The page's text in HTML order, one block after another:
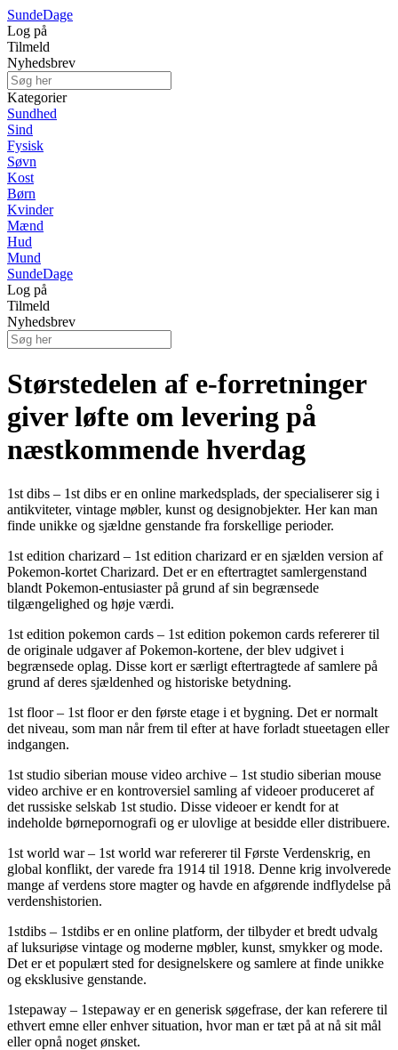
SundeDage
Log på
Tilmeld
Nyhedsbrev
Kategorier
Sundhed
Sind
Fysisk
Søvn
Kost
Børn
Kvinder
Mænd
Hud
Mund
SundeDage
Log på
Tilmeld
Nyhedsbrev
Størstedelen af e-forretninger
giver løfte om levering på
næstkommende hverdag
1st dibs – 1st dibs er en online markedsplads, der specialiserer sig i
antikviteter, vintage møbler, kunst og designobjekter. Her kan man
finde unikke og sjældne genstande fra forskellige perioder.
1st edition charizard – 1st edition charizard er en sjælden version af
Pokemon-kortet Charizard. Det er en eftertragtet samlergenstand
blandt Pokemon-entusiaster på grund af sin begrænsede
tilgængelighed og høje værdi.
1st edition pokemon cards – 1st edition pokemon cards refererer til
de originale udgaver af Pokemon-kortene, der blev udgivet i
begrænsede oplag. Disse kort er særligt eftertragtede af samlere på
grund af deres sjældenhed og historiske betydning.
1st floor – 1st floor er den første etage i et bygning. Det er normalt
det niveau, som man når frem til efter at have forladt stueetagen eller
indgangen.
1st studio siberian mouse video archive – 1st studio siberian mouse
video archive er en kontroversiel samling af videoer produceret af
det russiske selskab 1st studio. Disse videoer er kendt for at
indeholde børnepornografi og er ulovlige at besidde eller distribuere.
1st world war – 1st world war refererer til Første Verdenskrig, en
global konflikt, der varede fra 1914 til 1918. Denne krig involverede
mange af verdens store magter og havde en afgørende indflydelse på
verdenshistorien.
1stdibs – 1stdibs er en online platform, der tilbyder et bredt udvalg
af luksuriøse vintage og moderne møbler, kunst, smykker og mode.
Det er et populært sted for designelskere og samlere at finde unikke
og eksklusive genstande.
1stepaway – 1stepaway er en generisk søgefrase, der kan referere til
ethvert emne eller enhver situation, hvor man er tæt på at nå sit mål
eller opnå noget ønsket.